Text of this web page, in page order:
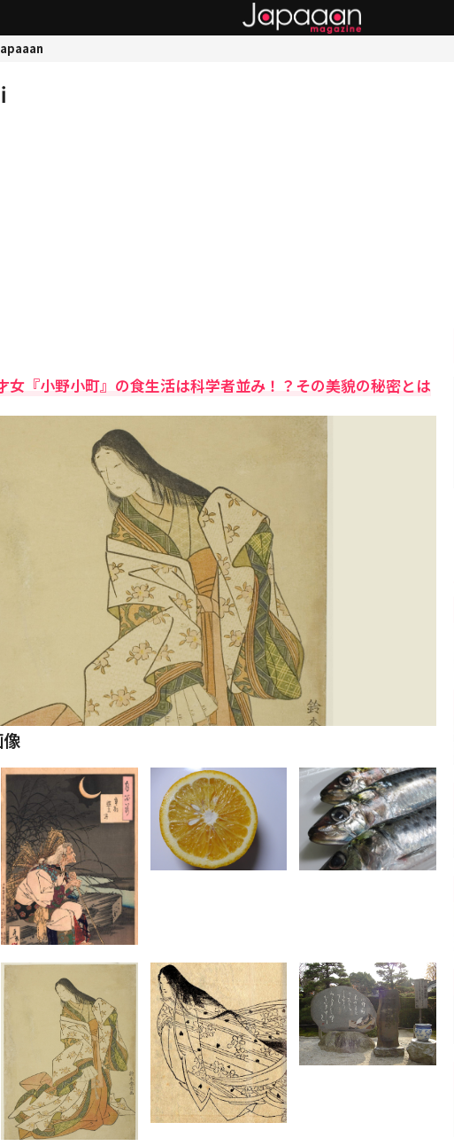
女『小野小町』の食生活は科学者並み！？その美貌の秘密とは